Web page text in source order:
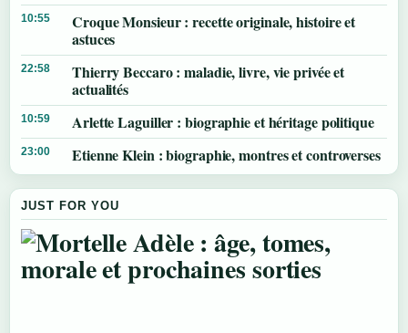
10:55
Croque Monsieur : recette originale, histoire et
astuces
22:58
Thierry Beccaro : maladie, livre, vie privée et
actualités
10:59 Arlette Laguiller : biographie et héritage politique
23:00 Etienne Klein : biographie, montres et controverses
JUST FOR YOU